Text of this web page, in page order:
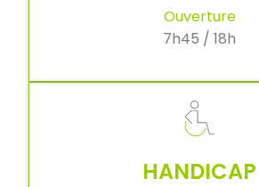
Ouverture
7h45 / 18h
HANDICAP